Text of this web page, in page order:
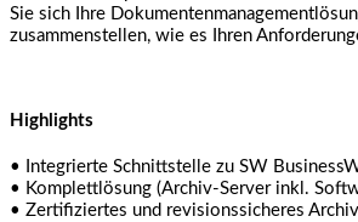
Sie sich Ihre
zusammenstellen, wie es Ihren
Highlights
• Integrierte Schnittstelle zu SW
• Komplettlösung (Archiv-Server inkl.
• Zertifiziertes und revisionssicheres Archiv